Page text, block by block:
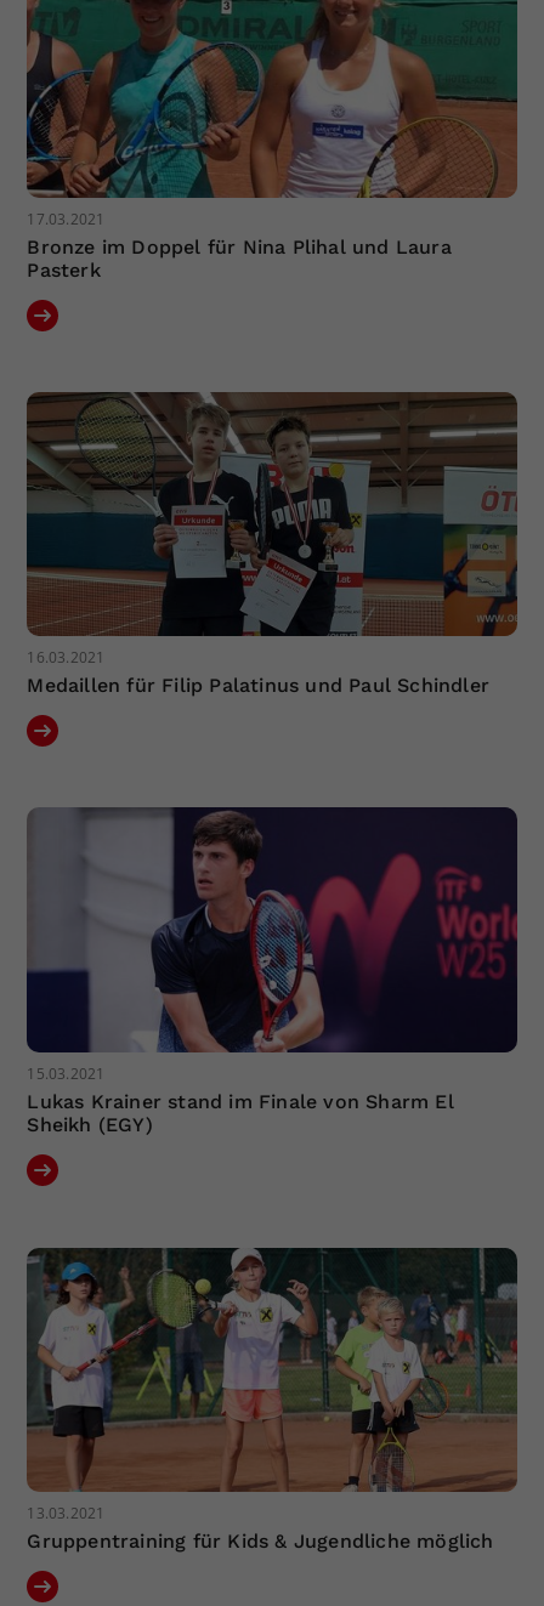
17.03.2021
Bronze im Doppel für Nina Plihal und Laura
Pasterk
16.03.2021
Medaillen für Filip Palatinus und Paul Schindler
15.03.2021
Lukas Krainer stand im Finale von Sharm El
Sheikh (EGY)
13.03.2021
Gruppentraining für Kids & Jugendliche möglich